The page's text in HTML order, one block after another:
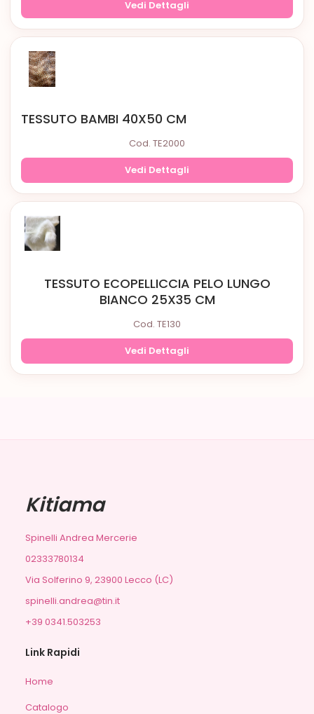
Vedi Dettagli
TESSUTO BAMBI 40X50 CM
Cod. TE2000
Vedi Dettagli
TESSUTO ECOPELLICCIA PELO LUNGO
BIANCO 25X35 CM
Cod. TE130
Vedi Dettagli
Kitiama
Spinelli Andrea Mercerie
02333780134
Via Solferino 9, 23900 Lecco (LC)
spinelli.andrea@tin.it
+39 0341.503253
Link Rapidi
Home
Catalogo